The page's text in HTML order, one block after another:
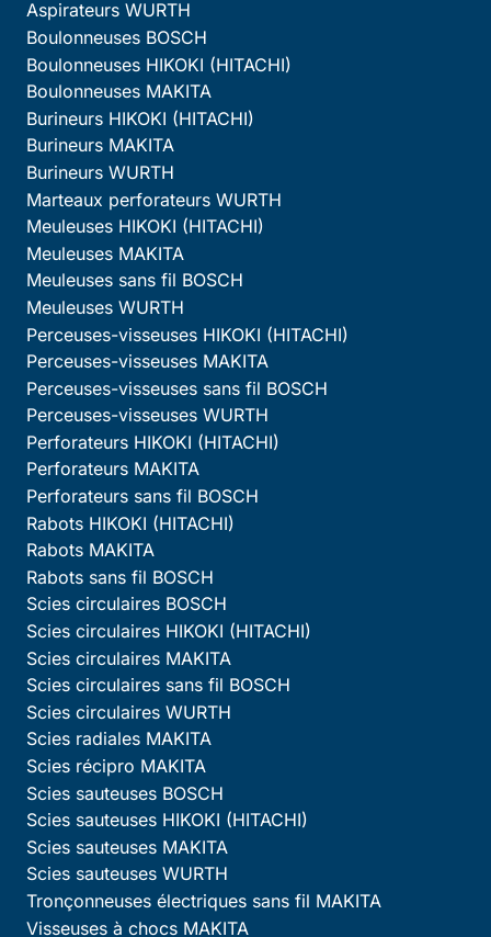
Aspirateurs WURTH
Boulonneuses BOSCH
Boulonneuses HIKOKI (HITACHI)
Boulonneuses MAKITA
Burineurs HIKOKI (HITACHI)
Burineurs MAKITA
Burineurs WURTH
Marteaux perforateurs WURTH
Meuleuses HIKOKI (HITACHI)
Meuleuses MAKITA
Meuleuses sans fil BOSCH
Meuleuses WURTH
Perceuses-visseuses HIKOKI (HITACHI)
Perceuses-visseuses MAKITA
Perceuses-visseuses sans fil BOSCH
Perceuses-visseuses WURTH
Perforateurs HIKOKI (HITACHI)
Perforateurs MAKITA
Perforateurs sans fil BOSCH
Rabots HIKOKI (HITACHI)
Rabots MAKITA
Rabots sans fil BOSCH
Scies circulaires BOSCH
Scies circulaires HIKOKI (HITACHI)
Scies circulaires MAKITA
Scies circulaires sans fil BOSCH
Scies circulaires WURTH
Scies radiales MAKITA
Scies récipro MAKITA
Scies sauteuses BOSCH
Scies sauteuses HIKOKI (HITACHI)
Scies sauteuses MAKITA
Scies sauteuses WURTH
Tronçonneuses électriques sans fil MAKITA
Visseuses à chocs MAKITA